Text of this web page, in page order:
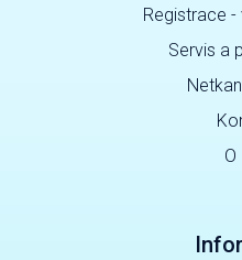
Registrace
Servis a
O